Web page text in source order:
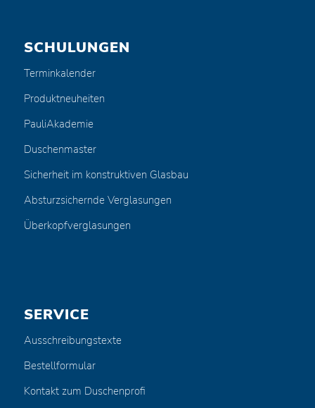
SCHULUNGEN
Terminkalender
Produktneuheiten
PauliAkademie
Duschenmaster
Sicherheit im konstruktiven Glasbau
Absturzsichernde Verglasungen
Überkopfverglasungen
SERVICE
Ausschreibungstexte
Bestellformular
Kontakt zum Duschenprofi